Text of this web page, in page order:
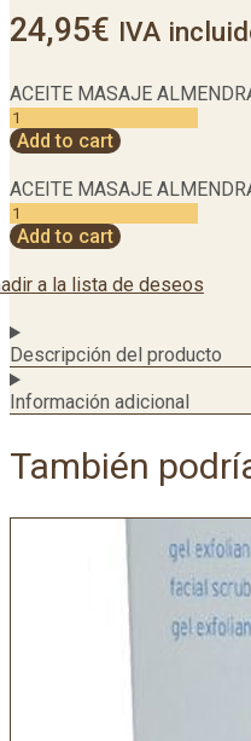
24,95€ IVA
ACEITE MASAJE
Add to cart
ACEITE MASAJE
Add to cart
a la lista de deseos
Descripción del producto
Información adicional
También